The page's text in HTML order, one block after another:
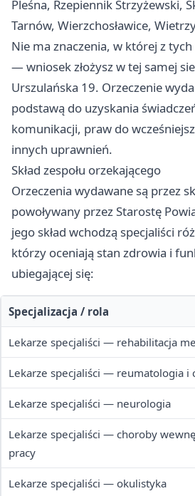
Pleśna, Rzepiennik Strzyżewski,
Tarnów, Wierzchosławice,
Nie ma znaczenia, w której z
— wniosek złożysz w tej samej
Urszulańska 19. Orzeczenie
podstawą do uzyskania
komunikacji, praw do
innych uprawnień.
Skład zespołu orzekającego
Orzeczenia wydawane są przez
powoływany przez Starostę
jego skład wchodzą specjaliści
którzy oceniają stan zdrowia i
ubiegającej się:
Specjalizacja / rola
Lekarze specjaliści — rehabilitacja
Lekarze specjaliści — reumatologia i
Lekarze specjaliści — neurologia
Lekarze specjaliści — choroby
pracy
Lekarze specjaliści — okulistyka